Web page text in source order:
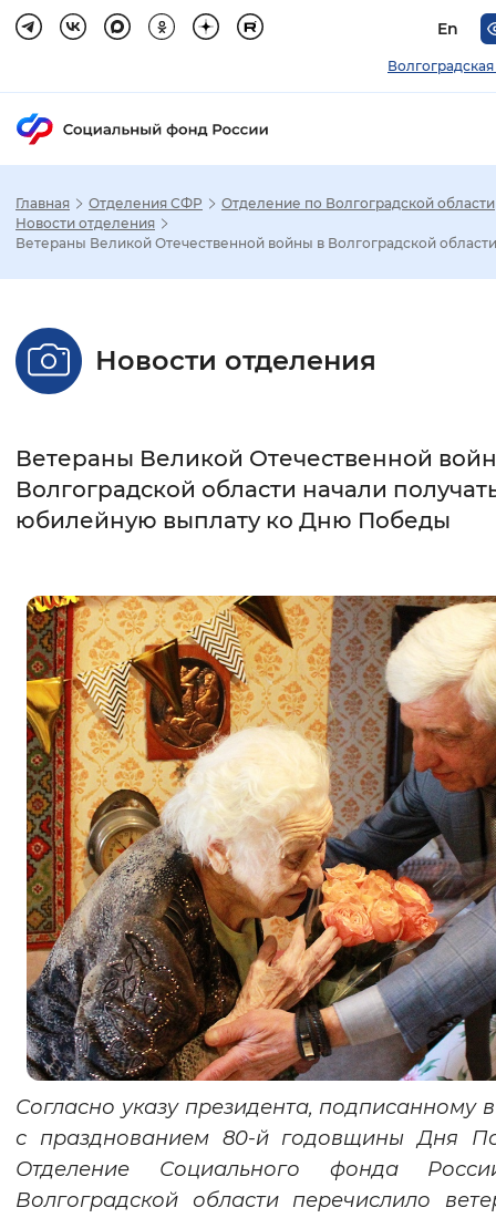
En
Настройка режима отображения
Стандартный Увеличенный
Без засечек
Интервал между буквами
Цвет сайта
Монохромный Инверсивный
Синий фон
Изображения
Включены Выключены
Звуковой ассистент
Воспроизвести Остановить
Вернуть стандартные настройки
Главная Отделения СФР
Отделение по Волгоградской области
Новости отделения
Ветераны Великой Отечественной войны в Волгоградской
Новости отделения
Ветераны Великой Отечественной
Волгоградской области начали
юбилейную выплату ко Дню Победы
Согласно указу президента, подписанному
с празднованием 80-й годовщины Дня
Отделение Социального фонда
Волгоградской области перечислило